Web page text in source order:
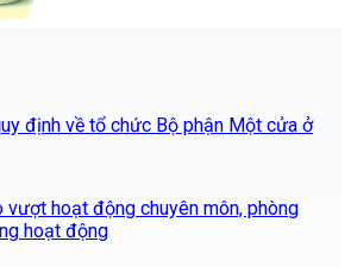
định về tổ chức Bộ phận Một cửa ở
vượt hoạt động chuyên môn, phòng
hoạt động